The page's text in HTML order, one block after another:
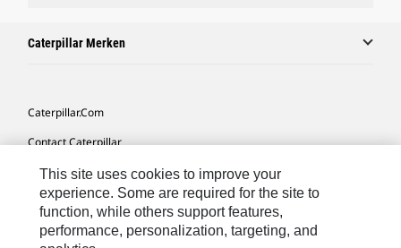
Caterpillar Merken
Caterpillar.com
Contact Caterpillar
Mijn Marketingvoorkeuren
Site Map
Cookie Settings
This site uses cookies to improve your
experience. Some are required for the site to
function, while others support features,
performance, personalization, targeting, and